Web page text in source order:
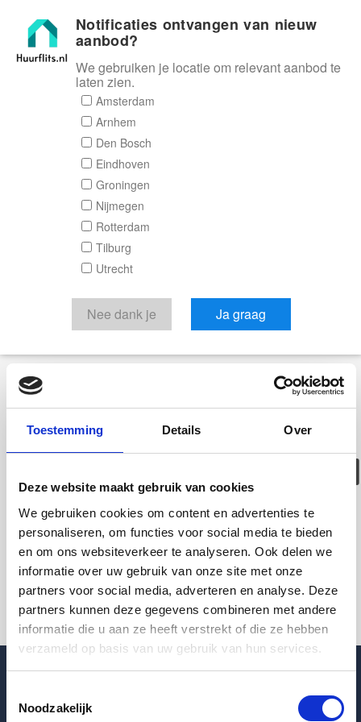
Toestemming Details Over
Deze website maakt gebruik van cookies
We gebruiken cookies om content en advertenties te
personaliseren, om functies voor social media te bieden
en om ons websiteverkeer te analyseren. Ook delen we
informatie over uw gebruik van onze site met onze
partners voor social media, adverteren en analyse. Deze
partners kunnen deze gegevens combineren met andere
informatie die u aan ze heeft verstrekt of die ze hebben
verzameld op basis van uw gebruik van hun services.
Noodzakelijk
Huurflits
Deze woning is
helaas
verhuurd/verwijderd
Pagina niet gevonden
Terug naar woningoverzicht
Blogpost
Notificaties ontvangen van nieuw
aanbod?
We gebruiken je locatie om relevant aanbod te
laten zien.
Amsterdam
Arnhem
Den Bosch
Eindhoven
Groningen
Nijmegen
Rotterdam
Tilburg
Utrecht
Nee dank je Ja graag